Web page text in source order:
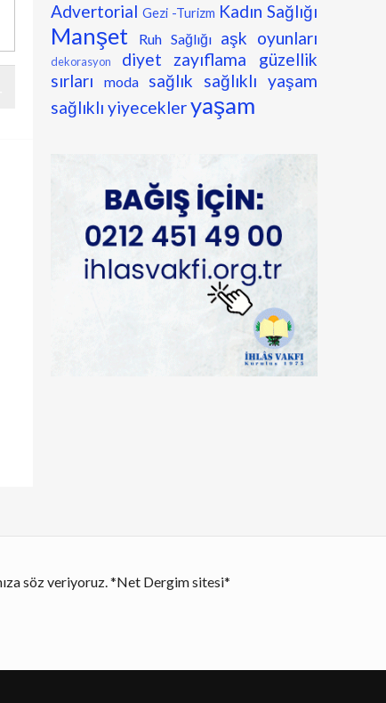
Advertorial Gezi -Turizm Kadın Sağlığı
Manşet Ruh Sağlığı aşk oyunları
dekorasyon diyet zayıflama
güzellik
sırları
moda sağlık
sağlıklı yaşam
sağlıklı yiyecekleryaşam
söz veriyoruz. *Net Dergim sitesi*